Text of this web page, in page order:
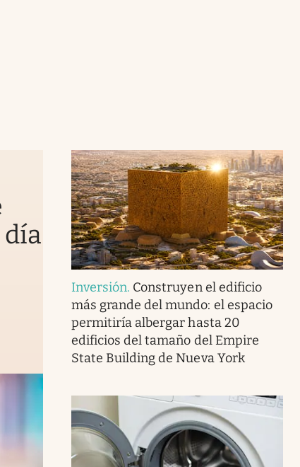
día
Inversión. Construyen el edificio
más grande del mundo: el espacio
permitiría albergar hasta 20
edificios del tamaño del Empire
State Building de Nueva York